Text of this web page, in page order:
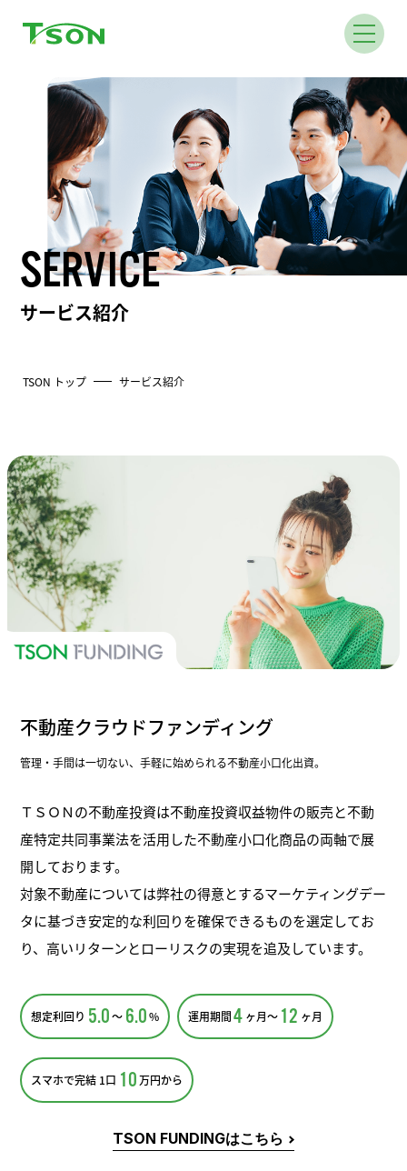
SERVICE
サービス紹介
TSON トップ サービス紹介
不動産クラウドファンディング
管理・手間は一切ない、手軽に始められる不動産小口化出資。
ＴＳＯＮの不動産投資は不動産投資収益物件の販売と不動
産特定共同事業法を活用した不動産小口化商品の両軸で展
開しております。
対象不動産については弊社の得意とするマーケティングデー
タに基づき安定的な利回りを確保できるものを選定してお
り、高いリターンとローリスクの実現を追及しています。
想定利回り 5.0〜 6.0% 運用期間4 ヶ月〜 12 ヶ月
スマホで完結 1口 10万円から
TSON FUNDINGはこちら